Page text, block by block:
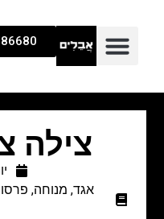
צילה
אגד, מנוחה,